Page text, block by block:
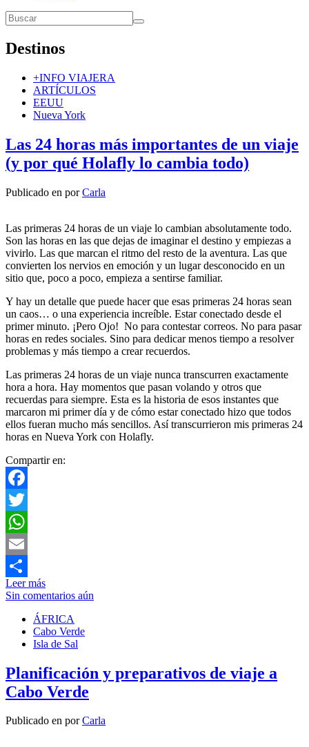
Destinos
+INFO VIAJERA
ARTÍCULOS
EEUU
Nueva York
Las 24 horas más importantes de un viaje
(y por qué Holafly lo cambia todo)
Publicado en porCarla
Las primeras 24 horas de un viaje lo cambian absolutamente todo.
Son las horas en las que dejas de imaginar el destino y empiezas a
vivirlo. Las que marcan el ritmo del resto de la aventura. Las que
convierten los nervios en emoción y un lugar desconocido en un
sitio que, poco a poco, empieza a sentirse familiar.
Y hay un detalle que puede hacer que esas primeras 24 horas sean
un caos… o una experiencia increíble. Estar conectado desde el
primer minuto. ¡Pero Ojo! No para contestar correos. No para pasar
horas en redes sociales. Sino para dedicar menos tiempo a resolver
problemas y más tiempo a crear recuerdos.
Las primeras 24 horas de un viaje nunca transcurren exactamente
hora a hora. Hay momentos que pasan volando y otros que
recuerdas para siempre. Esta es la historia de esos instantes que
marcaron mi primer día y de cómo estar conectado hizo que todos
ellos fueran mucho más sencillos. Así transcurrieron mis primeras 24
horas en Nueva York con Holafly.
Compartir en:
Facebook
Twitter
WhatsApp
Email
Compartir
Leer más
Sin comentarios aún
ÁFRICA
Cabo Verde
Isla de Sal
Planificación y preparativos de viaje a
Cabo Verde
Publicado en porCarla